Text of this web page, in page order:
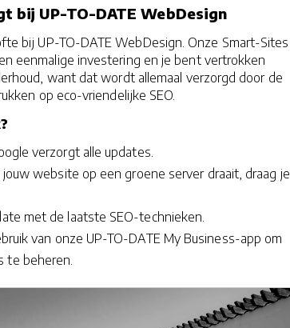
bij UP-TO-DATE WebDesign
bij UP-TO-DATE WebDesign. Onze Smart-Sites
eenmalige investering en je bent vertrokken
want dat wordt allemaal verzorgd door de
op eco-vriendelijke SEO.
verzorgt alle updates.
jouw website op een groene server draait, draag je
met de laatste SEO-technieken.
van onze UP-TO-DATE My Business-app om
te beheren.